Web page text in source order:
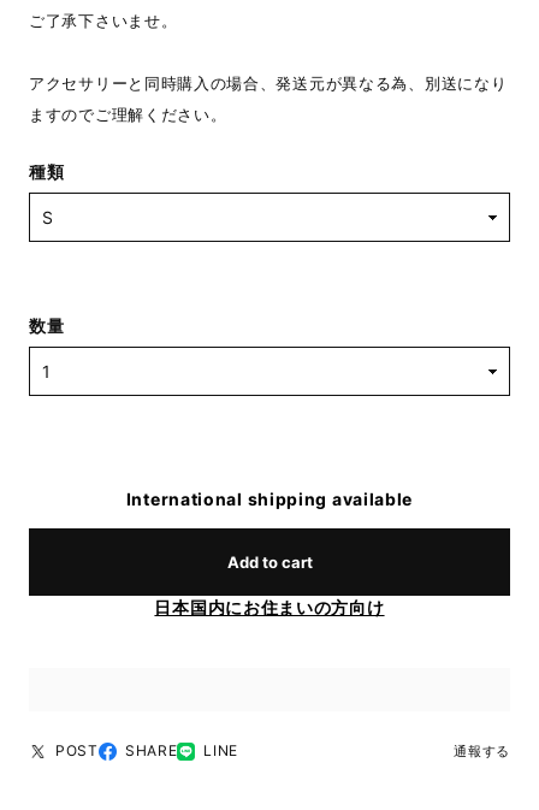
ご了承下さいませ。
アクセサリーと同時購入の場合、発送元が異なる為、別送になり
ますのでご理解ください。
種類
数量
International shipping available
Add to cart
日本国内にお住まいの方向け
POST SHARE LINE 通報する